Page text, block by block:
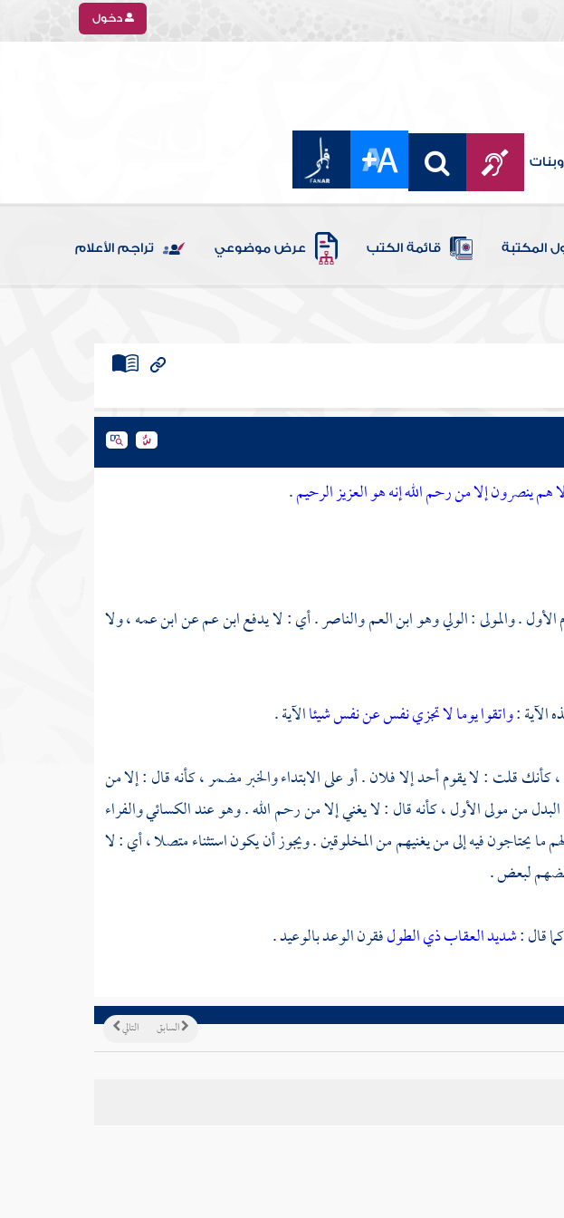
دخول
المكتبة قائمة الكتب عرض موضوعي تراجم الأعلام
هم ينصرون إلا من رحم الله إنه هو العزيز الرحيم.
. والمولى : الولي وهو ابن العم والناصر . أي : لا يدفع ابن عم عن ابن عمه ، ولا
الآية :واتقوا يوما لا تجزي نفس عن نفس شيئاالآية .
قلت : لا يقوم أحد إلا فلان . أو على الابتداء والخبر مضمر ، كأنه قال : إلا من
من مولى الأول ، كأنه قال : لا يغني إلا من رحم الله . وهو عندالكسائيوالفراء
ما يحتاجون فيه إلى من يغنيهم من المخلوقين . ويجوز أن يكون استثناء متصلا ، أي : لا
لبعض .
قال :شديد العقاب ذي الطولفقرن الوعد بالوعيد .
التالي السابق